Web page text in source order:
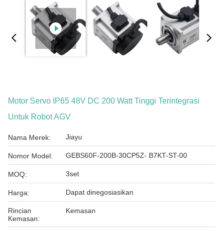
Motor Servo IP65 48V DC 200 Watt Tinggi Terintegrasi
Untuk Robot AGV
Nama Merek: Jiayu
Nomor Model: GEBS60F-200B-30CP5Z- B7KT-ST-00
MOQ: 3set
Harga: Dapat dinegosiasikan
Rincian
Kemasan:
Kemasan